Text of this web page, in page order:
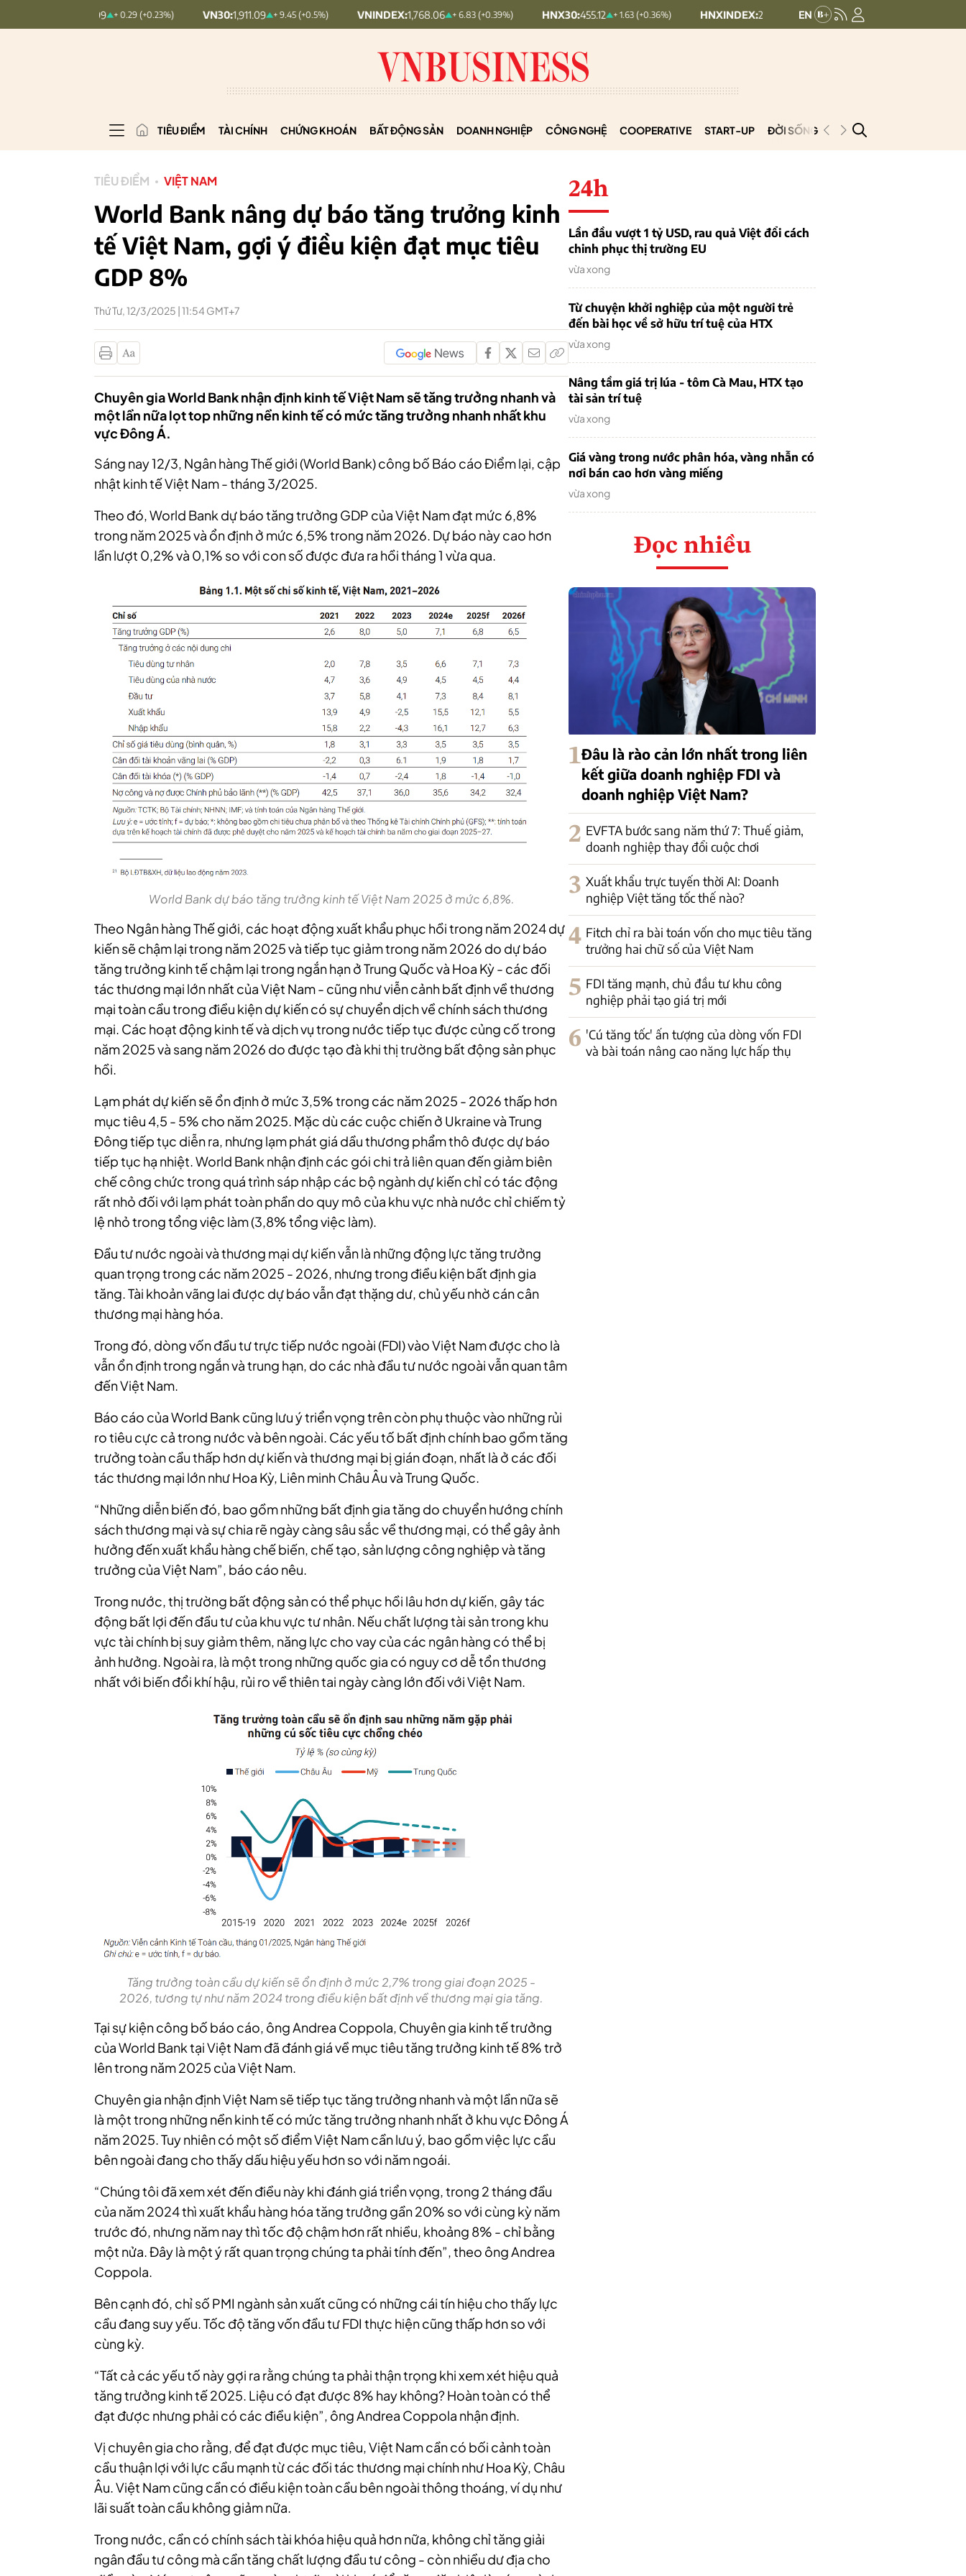
+ 0.29 (+0.23%) VN30: 1,911.09 + 9.45 (+0.5%) VNINDEX: 1,768.06 + 6.83 (+0.39%) HNX30: 455.12 + 1.63 (+0.36%) HNXINDEX:293.44 + 0.25 (+0.09%) UPCOMINDEX:
TIÊU ĐIỂM TÀI CHÍNH CHỨNG KHOÁN BẤT ĐỘNG SẢN DOANH NGHIỆP CÔNG NGHỆ COOPERATIVE START-UP ĐỜI SỐNG PODCAST
TIÊU ĐIỂM VIỆT NAM
World Bank nâng dự báo tăng trưởng kinh
tế Việt Nam, gợi ý điều kiện đạt mục tiêu
GDP 8%
Thứ Tư, 12/3/2025 | 11:54 GMT+7
Chuyên gia World Bank nhận định kinh tế Việt Nam sẽ tăng trưởng nhanh và
một lần nữa lọt top những nền kinh tế có mức tăng trưởng nhanh nhất khu
vực Đông Á.
Sáng nay 12/3, Ngân hàng Thế giới (World Bank) công bố Báo cáo Điểm lại, cập
nhật kinh tế Việt Nam - tháng 3/2025.
Theo đó, World Bank dự báo tăng trưởng GDP của Việt Nam đạt mức 6,8%
trong năm 2025 và ổn định ở mức 6,5% trong năm 2026. Dự báo này cao hơn
lần lượt 0,2% và 0,1% so với con số được đưa ra hồi tháng 1 vừa qua.
World Bank dự báo tăng trưởng kinh tế Việt Nam 2025 ở mức 6,8%.
Theo Ngân hàng Thế giới, các hoạt động xuất khẩu phục hồi trong năm 2024 dự
kiến sẽ chậm lại trong năm 2025 và tiếp tục giảm trong năm 2026 do dự báo
tăng trưởng kinh tế chậm lại trong ngắn hạn ở Trung Quốc và Hoa Kỳ - các đối
tác thương mại lớn nhất của Việt Nam - cũng như viễn cảnh bất định về thương
mại toàn cầu trong điều kiện dự kiến có sự chuyển dịch về chính sách thương
mại. Các hoạt động kinh tế và dịch vụ trong nước tiếp tục được củng cố trong
năm 2025 và sang năm 2026 do được tạo đà khi thị trường bất động sản phục
hồi.
Lạm phát dự kiến sẽ ổn định ở mức 3,5% trong các năm 2025 - 2026 thấp hơn
mục tiêu 4,5 - 5% cho năm 2025. Mặc dù các cuộc chiến ở Ukraine và Trung
Đông tiếp tục diễn ra, nhưng lạm phát giá dầu thương phẩm thô được dự báo
tiếp tục hạ nhiệt. World Bank nhận định các gói chi trả liên quan đến giảm biên
chế công chức trong quá trình sáp nhập các bộ ngành dự kiến chỉ có tác động
rất nhỏ đối với lạm phát toàn phần do quy mô của khu vực nhà nước chỉ chiếm tỷ
lệ nhỏ trong tổng việc làm (3,8% tổng việc làm).
Đầu tư nước ngoài và thương mại dự kiến vẫn là những động lực tăng trưởng
quan trọng trong các năm 2025 - 2026, nhưng trong điều kiện bất định gia
tăng. Tài khoản vãng lai được dự báo vẫn đạt thặng dư, chủ yếu nhờ cán cân
thương mại hàng hóa.
Trong đó, dòng vốn đầu tư trực tiếp nước ngoài (FDI) vào Việt Nam được cho là
vẫn ổn định trong ngắn và trung hạn, do các nhà đầu tư nước ngoài vẫn quan tâm
đến Việt Nam.
Báo cáo của World Bank cũng lưu ý triển vọng trên còn phụ thuộc vào những rủi
ro tiêu cực cả trong nước và bên ngoài. Các yếu tố bất định chính bao gồm tăng
trưởng toàn cầu thấp hơn dự kiến và thương mại bị gián đoạn, nhất là ở các đối
tác thương mại lớn như Hoa Kỳ, Liên minh Châu Âu và Trung Quốc.
“Những diễn biến đó, bao gồm những bất định gia tăng do chuyển hướng chính
sách thương mại và sự chia rẽ ngày càng sâu sắc về thương mại, có thể gây ảnh
hưởng đến xuất khẩu hàng chế biến, chế tạo, sản lượng công nghiệp và tăng
trưởng của Việt Nam”, báo cáo nêu.
Trong nước, thị trường bất động sản có thể phục hồi lâu hơn dự kiến, gây tác
động bất lợi đến đầu tư của khu vực tư nhân. Nếu chất lượng tài sản trong khu
vực tài chính bị suy giảm thêm, năng lực cho vay của các ngân hàng có thể bị
ảnh hưởng. Ngoài ra, là một trong những quốc gia có nguy cơ dễ tổn thương
nhất với biến đổi khí hậu, rủi ro về thiên tai ngày càng lớn đối với Việt Nam.
Tăng trưởng toàn cầu dự kiến sẽ ổn định ở mức 2,7% trong giai đoạn 2025 -
2026, tương tự như năm 2024 trong điều kiện bất định về thương mại gia tăng.
Tại sự kiện công bố báo cáo, ông Andrea Coppola, Chuyên gia kinh tế trưởng
của World Bank tại Việt Nam đã đánh giá về mục tiêu tăng trưởng kinh tế 8% trở
lên trong năm 2025 của Việt Nam.
Chuyên gia nhận định Việt Nam sẽ tiếp tục tăng trưởng nhanh và một lần nữa sẽ
là một trong những nền kinh tế có mức tăng trưởng nhanh nhất ở khu vực Đông Á
năm 2025.Tuy nhiên có một số điểm Việt Nam cần lưu ý, bao gồm việc lực cầu
bên ngoài đang cho thấy dấu hiệu yếu hơn so với năm ngoái.
“Chúng tôi đã xem xét đến điều này khi đánh giá triển vọng, trong 2 tháng đầu
của năm 2024 thì xuất khẩu hàng hóa tăng trưởng gần 20% so với cùng kỳ năm
trước đó, nhưng năm nay thì tốc độ chậm hơn rất nhiều, khoảng 8% - chỉ bằng
một nửa. Đây là một ý rất quan trọng chúng ta phải tính đến”, theo ôngAndrea
Coppola.
Bên cạnh đó, chỉ số PMI ngành sản xuất cũng có những cái tín hiệu cho thấy lực
cầu đang suy yếu. Tốc độ tăng vốn đầu tư FDI thực hiện cũng thấp hơn so với
cùng kỳ.
“Tất cả các yếu tố này gợi ra rằng chúng ta phải thận trọng khi xem xét hiệu quả
tăng trưởng kinh tế 2025. Liệu có đạt được 8% hay không? Hoàn toàn có thể
đạt được nhưng phải có các điều kiện”, ông Andrea Coppola nhận định.
Vị chuyên gia cho rằng, để đạt được mục tiêu, Việt Nam cần có bối cảnh toàn
cầu thuận lợi với lực cầu mạnh từ các đối tác thương mại chính như Hoa Kỳ, Châu
Âu.Việt Nam cũng cần có điều kiện toàn cầu bên ngoài thông thoáng, ví dụ như
lãi suất toàn cầu không giảm nữa.
Trong nước, cần có chính sách tài khóa hiệu quả hơn nữa, không chỉ tăng giải
ngân đầu tư công mà cần tăng chất lượng đầu tư công - còn nhiều dư địa cho
24h
Lần đầu vượt 1 tỷ USD, rau quả Việt đổi cách
chinh phục thị trường EU
vừa xong
Từ chuyện khởi nghiệp của một người trẻ
đến bài học về sở hữu trí tuệ của HTX
vừa xong
Nâng tầm giá trị lúa - tôm Cà Mau, HTX tạo
tài sản trí tuệ
vừa xong
Giá vàng trong nước phân hóa, vàng nhẫn có
nơi bán cao hơn vàng miếng
vừa xong
Đọc nhiều
1Đâu là rào cản lớn nhất trong liên
kết giữa doanh nghiệp FDI và
doanh nghiệp Việt Nam?
2 EVFTA bước sang năm thứ 7: Thuế giảm,
doanh nghiệp thay đổi cuộc chơi
3 Xuất khẩu trực tuyến thời AI: Doanh
nghiệp Việt tăng tốc thế nào?
4 Fitch chỉ ra bài toán vốn cho mục tiêu tăng
trưởng hai chữ số của Việt Nam
5 FDI tăng mạnh, chủ đầu tư khu công
nghiệp phải tạo giá trị mới
6 'Cú tăng tốc' ấn tượng của dòng vốn FDI
và bài toán nâng cao năng lực hấp thụ